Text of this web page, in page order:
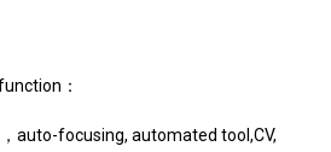
：
auto-focusing, automated tool,CV,